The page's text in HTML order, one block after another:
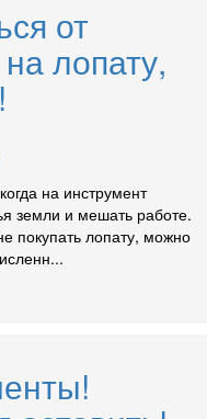
от
лопату,
на инструмент
земли и мешать работе.
покупать лопату, можно